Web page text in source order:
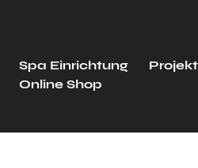
Spa Einrichtung
Online Shop